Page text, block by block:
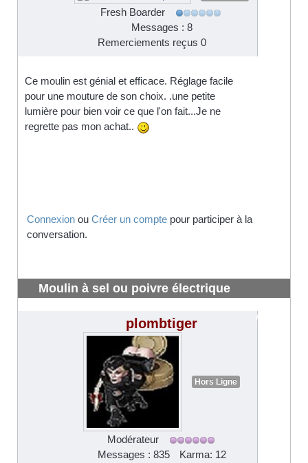
Fresh Boarder
Messages : 8
Remerciements reçus 0
Ce moulin est génial et efficace. Réglage facile
pour une mouture de son choix. .une petite
lumière pour bien voir ce que l'on fait...Je ne
regrette pas mon achat..
Connexion ou Créer un compte pour participer à la
conversation.
Moulin à sel ou poivre électrique
#2439
plombtiger
Hors Ligne
Modérateur
Messages : 835
Karma: 12